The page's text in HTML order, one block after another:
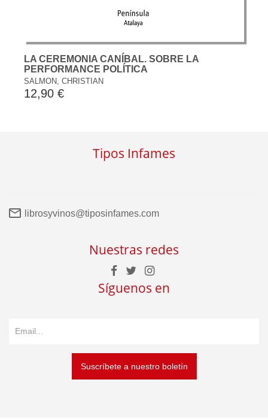
LA CEREMONIA CANÍBAL. SOBRE LA
PERFORMANCE POLÍTICA
SALMON, CHRISTIAN
12,90 €
Tipos Infames
librosyvinos@tiposinfames.com
Nuestras redes
Síguenos en
Suscríbete a nuestro boletín